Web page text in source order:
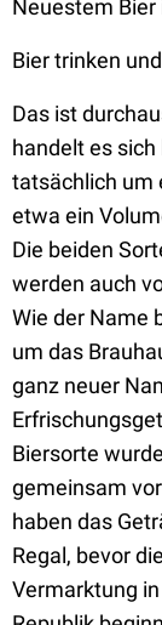
Neuestem
Bier trinken
Das ist
handelt es sich
tatsächlich um
etwa ein
Die beiden
werden auch
Wie der Name
um das
ganz neuer
Biersorte
gemeinsam
haben das
Regal, bevor
Vermarktung